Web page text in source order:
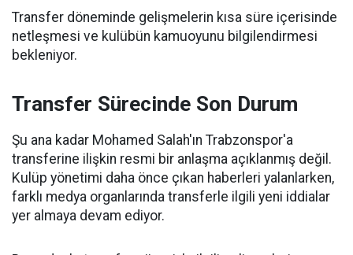
Transfer döneminde gelişmelerin kısa süre içerisinde
netleşmesi ve kulübün kamuoyunu bilgilendirmesi
bekleniyor.
Transfer Sürecinde Son Durum
Şu ana kadar Mohamed Salah'ın Trabzonspor'a
transferine ilişkin resmi bir anlaşma açıklanmış değil.
Kulüp yönetimi daha önce çıkan haberleri yalanlarken,
farklı medya organlarında transferle ilgili yeni iddialar
yer almaya devam ediyor.